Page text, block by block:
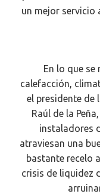
un mejor servicio
En lo que
calefacción,
el presidente de
Raúl de la
instaladores
atraviesan una
bastante recelo
crisis de liquidez